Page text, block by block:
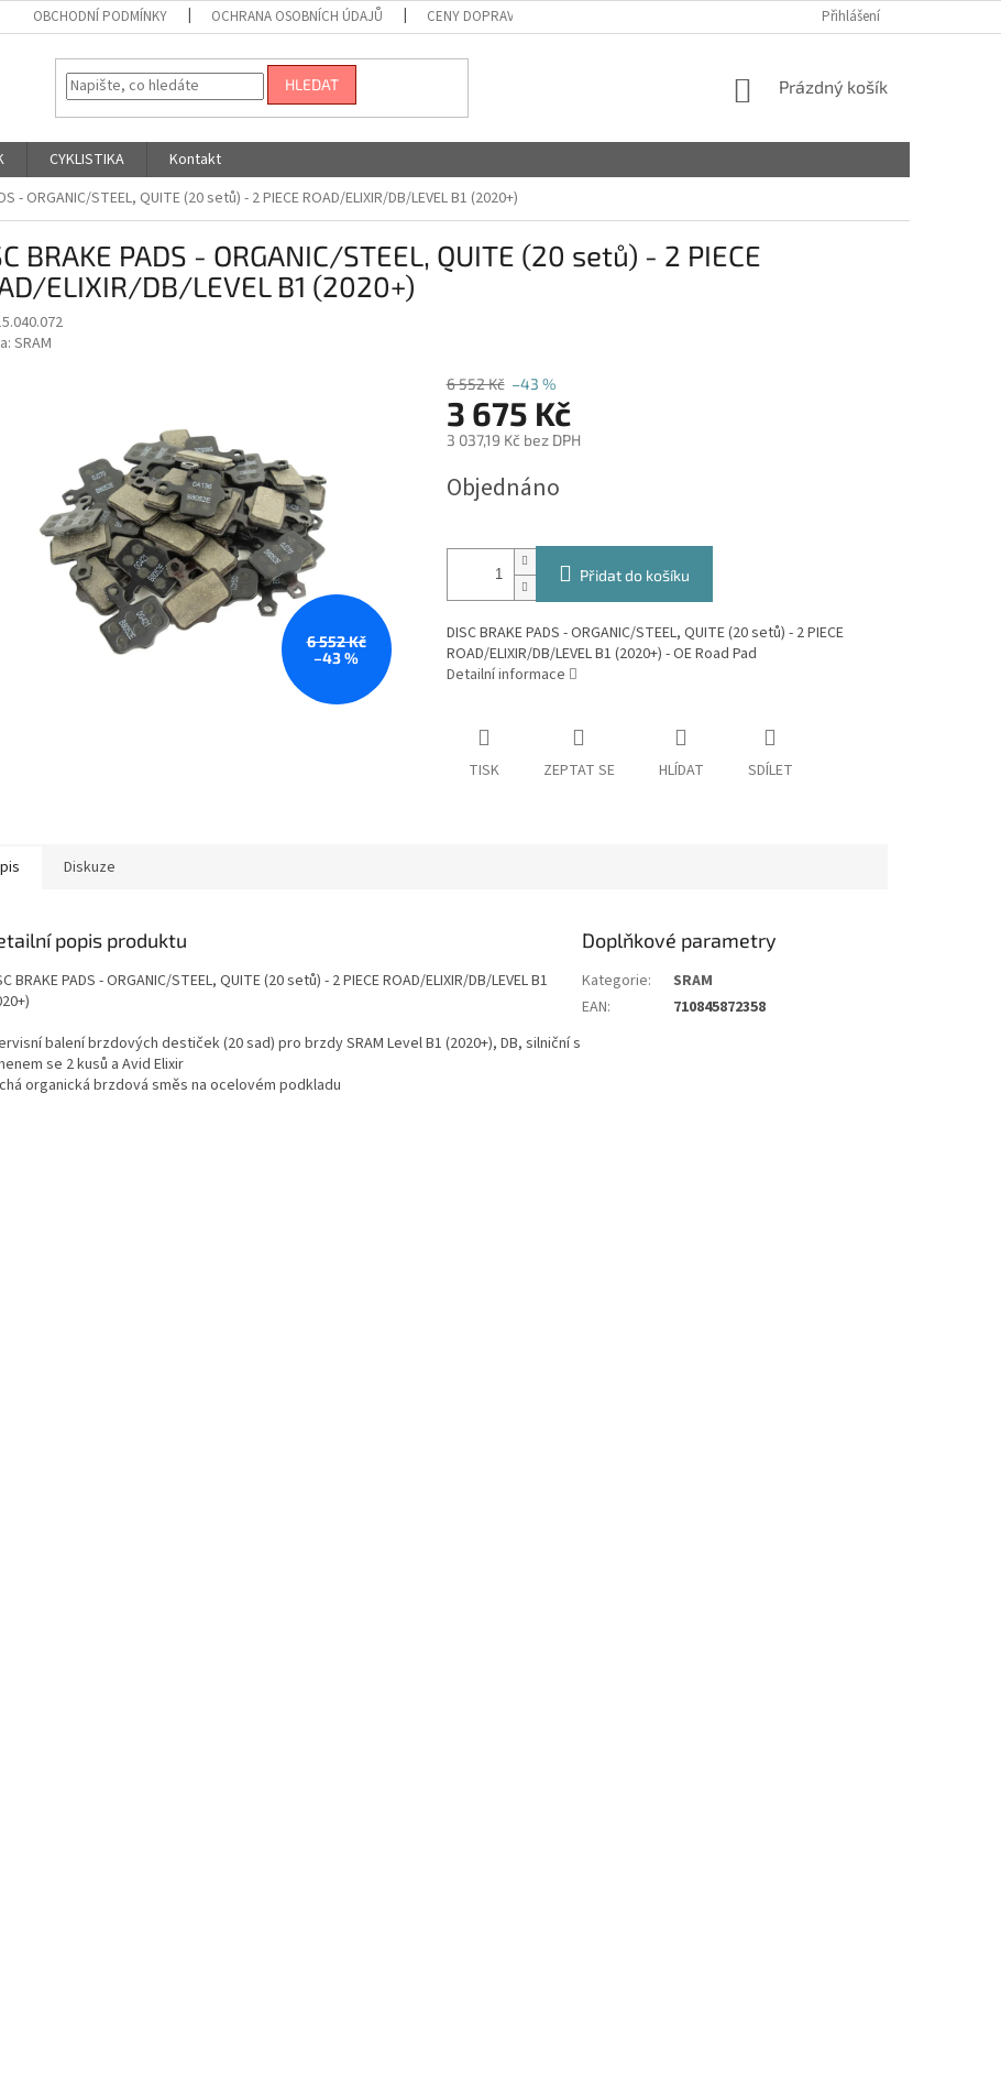
OBCHODNÍ PODMÍNKY OCHRANA OSOBNÍCH ÚDAJŮ CENY DOPRAVY Přihlášení
HLEDAT
NÁKUPNÍ
Prázdný košík
CYKLISTIKA
Kontakt
- ORGANIC/STEEL, QUITE (20 setů) - 2 PIECE ROAD/ELIXIR/DB/LEVEL B1 (2020+)
BRAKE PADS - ORGANIC/STEEL, QUITE (20 setů) - 2 PIECE
ELIXIR/DB/LEVEL B1 (2020+)
SRAM
6 552 Kč
–43 %
6 552 Kč –43 %
3 675 Kč
3 037,19 Kč bez DPH
cena:
Objednáno
Přidat do košíku
DISC BRAKE PADS - ORGANIC/STEEL, QUITE (20 setů) - 2 PIECE
ROAD/ELIXIR/DB/LEVEL B1 (2020+) - OE Road Pad
Detailní informace
TISK ZEPTAT SE HLÍDAT SDÍLET
Diskuze
popis produktu
BRAKE PADS - ORGANIC/STEEL, QUITE (20 setů) - 2 PIECE ROAD/ELIXIR/DB/LEVEL B1
balení brzdových destiček (20 sad) pro brzdy SRAM Level B1 (2020+), DB, silniční s
se 2 kusů a Avid Elixir
organická brzdová směs na ocelovém podkladu
Doplňkové parametry
Kategorie:
SRAM
EAN: 710845872358